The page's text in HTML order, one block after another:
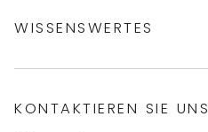
Datenschutz
Impressum
Vertrag widerrufen
WISSENSWERTES
Blog
KONTAKTIEREN SIE UNS